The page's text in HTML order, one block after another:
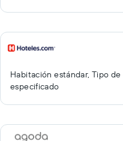
Habitación estándar, Tipo de
especificado